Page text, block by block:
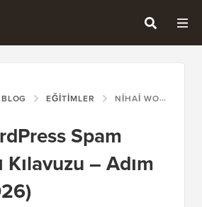
BLOG EĞITIMLER NIHAI WORDPRESS SPAM KORUMASI KILAVUZU – ADIM ADIM (2026)
Spam
Kılavuzu – Adım